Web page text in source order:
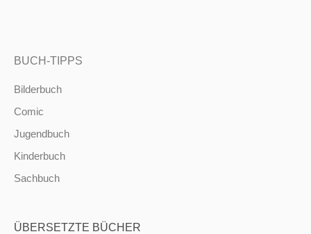
BUCH-TIPPS
Bilderbuch
Comic
Jugendbuch
Kinderbuch
Sachbuch
ÜBERSETZTE BÜCHER